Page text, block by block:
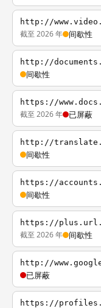
http://
截至 2026 年 间歇性
http://
间歇性
https://
截至 2026 年 已屏蔽
http://
间歇性
https://
间歇性
https://
截至 2026 年 间歇性
http://
已屏蔽
https://